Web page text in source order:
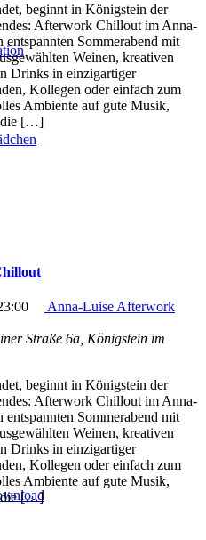
beginnt in Königstein der
Afterwork Chillout im Anna-
Sommerabend mit
Weinen, kreativen
Drinks in einzigartiger
Kollegen oder einfach zum
Ambiente auf gute Musik,
die […]
Anna-Luise Afterwork
Straße 6a, Königstein im
beginnt in Königstein der
Afterwork Chillout im Anna-
Sommerabend mit
Weinen, kreativen
Drinks in einzigartiger
Kollegen oder einfach zum
Ambiente auf gute Musik,
die […]